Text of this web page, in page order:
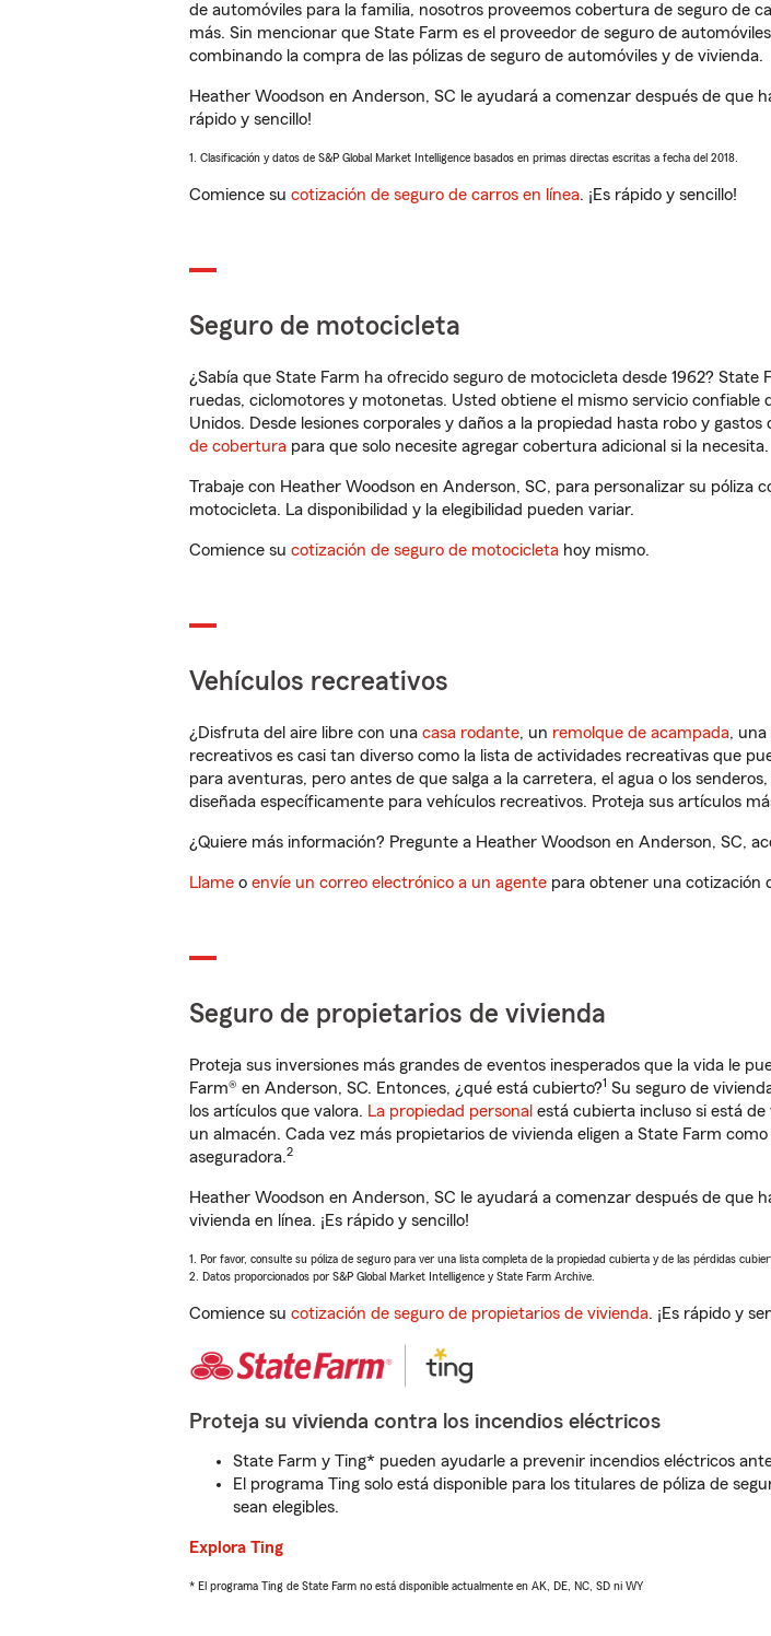
de automóviles para la familia, nosotros proveemos cobertura de seguro de
más. Sin mencionar que State Farm es el proveedor de seguro de
combinando la compra de las pólizas de seguro de automóviles y de vivienda.
Heather Woodson en Anderson, SC le ayudará a comenzar después de que
rápido y sencillo!
1. Clasificación y datos de S&P Global Market Intelligence basados en primas directas escritas a fecha del 2018.
Comience su cotización de seguro de carros en línea. ¡Es rápido y sencillo!
Seguro de motocicleta
¿Sabía que State Farm ha ofrecido seguro de motocicleta desde 1962?
ruedas, ciclomotores y motonetas. Usted obtiene el mismo servicio confiable
Unidos. Desde lesiones corporales y daños a la propiedad hasta robo y
de cobertura para que solo necesite agregar cobertura adicional si la necesita.
Trabaje con Heather Woodson en Anderson, SC, para personalizar su
motocicleta. La disponibilidad y la elegibilidad pueden variar.
Comience su cotización de seguro de motocicleta hoy mismo.
Vehículos recreativos
¿Disfruta del aire libre con una casa rodante, un remolque de acampada, una
recreativos es casi tan diverso como la lista de actividades recreativas que
para aventuras, pero antes de que salga a la carretera, el agua o los
diseñada específicamente para vehículos recreativos. Proteja sus artículos
¿Quiere más información? Pregunte a Heather Woodson en Anderson, SC,
Llame o envíe un correo electrónico a un agente para obtener una cotización
Seguro de propietarios de vivienda
Proteja sus inversiones más grandes de eventos inesperados que la vida le
Farm® en Anderson, SC. Entonces, ¿qué está cubierto?1 Su seguro de
los artículos que valora. La propiedad personal está cubierta incluso si está
un almacén. Cada vez más propietarios de vivienda eligen a State Farm
aseguradora.2
Heather Woodson en Anderson, SC le ayudará a comenzar después de que
vivienda en línea. ¡Es rápido y sencillo!
1. Por favor, consulte su póliza de seguro para ver una lista completa de la propiedad cubierta y de las pérdidas
2. Datos proporcionados por S&P Global Market Intelligence y State Farm Archive.
Comience su cotización de seguro de propietarios de vivienda. ¡Es rápido y
Proteja su vivienda contra los incendios eléctricos
State Farm y Ting* pueden ayudarle a prevenir incendios eléctricos
El programa Ting solo está disponible para los titulares de póliza de
sean elegibles.
Explora Ting
* El programa Ting de State Farm no está disponible actualmente en AK, DE, NC, SD ni WY